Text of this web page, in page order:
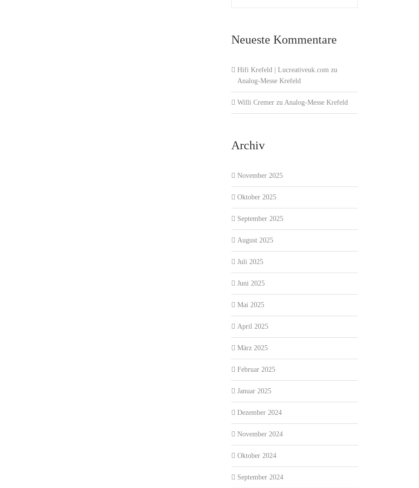
Neueste Kommentare
Hifi Krefeld | Lucreativeuk.com zu
Analog-Messe Krefeld
Willi Cremer zu Analog-Messe Krefeld
Archiv
November 2025
Oktober 2025
September 2025
August 2025
Juli 2025
Juni 2025
Mai 2025
April 2025
März 2025
Februar 2025
Januar 2025
Dezember 2024
November 2024
Oktober 2024
September 2024